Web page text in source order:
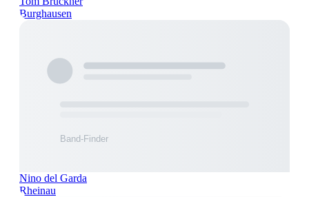
Burghausen
Nino del Garda
Rheinau